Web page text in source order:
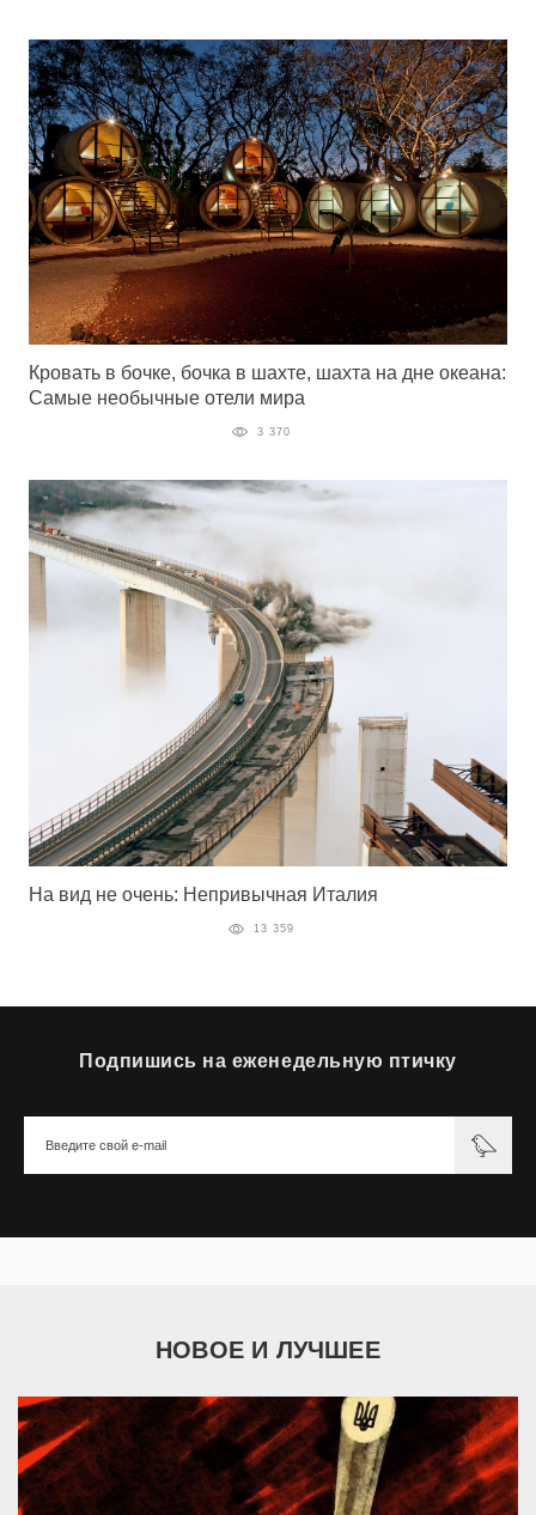
Кровать в бочке, бочка в шахте, шахта на дне океана:
Самые необычные отели мира
3 370
На вид не очень: Непривычная Италия
13 359
Подпишись на еженедельную птичку
НОВОЕ И ЛУЧШЕЕ